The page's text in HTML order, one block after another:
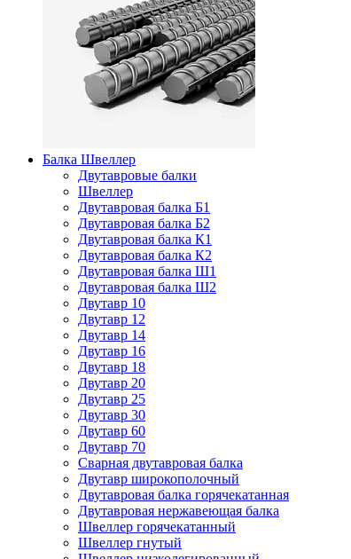
Балка Швеллер
Двутавровые балки
Швеллер
Двутавровая балка Б1
Двутавровая балка Б2
Двутавровая балка К1
Двутавровая балка К2
Двутавровая балка Ш1
Двутавровая балка Ш2
Двутавр 10
Двутавр 12
Двутавр 14
Двутавр 16
Двутавр 18
Двутавр 20
Двутавр 25
Двутавр 30
Двутавр 60
Двутавр 70
Сварная двутавровая балка
Двутавр широкополочный
Двутавровая балка горячекатанная
Двутавровая нержавеющая балка
Швеллер горячекатанный
Швеллер гнутый